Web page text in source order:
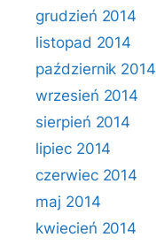
grudzień 2014
listopad 2014
październik 2014
wrzesień 2014
sierpień 2014
lipiec 2014
czerwiec 2014
maj 2014
kwiecień 2014